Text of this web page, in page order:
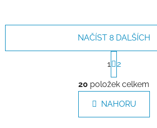
O
v
l
á
d
NAČÍST 8 DALŠÍCH
S
t
r
á
n
k
1 2
20 položek celkem
NAHORU